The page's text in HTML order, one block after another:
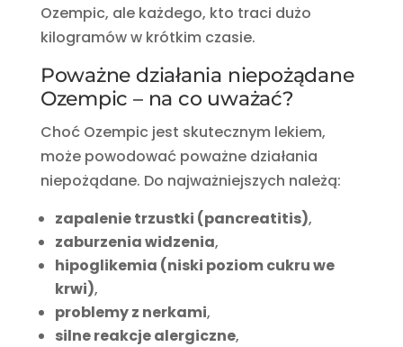
Ozempic, ale każdego, kto traci dużo
kilogramów w krótkim czasie.
Poważne działania niepożądane
Ozempic – na co uważać?
Choć Ozempic jest skutecznym lekiem,
może powodować poważne działania
niepożądane. Do najważniejszych należą:
zapalenie trzustki (pancreatitis),
zaburzenia widzenia,
hipoglikemia (niski poziom cukru we
krwi),
problemy z nerkami,
silne reakcje alergiczne,